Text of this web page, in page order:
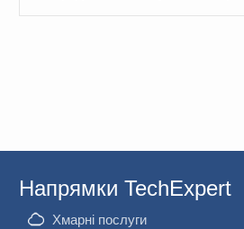
Напрямки TechExpert
Хмарні послуги